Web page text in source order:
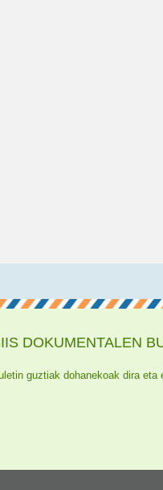
DOKUMENTALEN
guztiak dohanekoak dira eta